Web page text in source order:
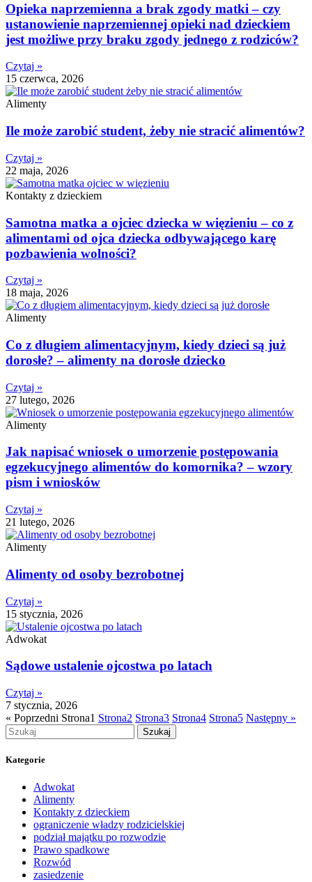
Opieka naprzemienna a brak zgody matki – czy
ustanowienie naprzemiennej opieki nad dzieckiem
jest możliwe przy braku zgody jednego z rodziców?
Czytaj »
15 czerwca, 2026
Alimenty
Ile może zarobić student, żeby nie stracić alimentów?
Czytaj »
22 maja, 2026
Kontakty z dzieckiem
Samotna matka a ojciec dziecka w więzieniu – co z
alimentami od ojca dziecka odbywającego karę
pozbawienia wolności?
Czytaj »
18 maja, 2026
Alimenty
Co z długiem alimentacyjnym, kiedy dzieci są już
dorosłe? – alimenty na dorosłe dziecko
Czytaj »
27 lutego, 2026
Alimenty
Jak napisać wniosek o umorzenie postępowania
egzekucyjnego alimentów do komornika? – wzory
pism i wniosków
Czytaj »
21 lutego, 2026
Alimenty
Alimenty od osoby bezrobotnej
Czytaj »
15 stycznia, 2026
Adwokat
Sądowe ustalenie ojcostwa po latach
Czytaj »
7 stycznia, 2026
« Poprzedni Strona1 Strona2 Strona3 Strona4 Strona5 Następny »
Szukaj
Kategorie
Adwokat
Alimenty
Kontakty z dzieckiem
ograniczenie władzy rodzicielskiej
podział majątku po rozwodzie
Prawo spadkowe
Rozwód
zasiedzenie